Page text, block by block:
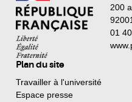
200
01
Plan du site
Travailler à l'université
Espace presse